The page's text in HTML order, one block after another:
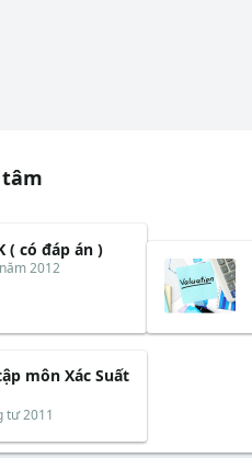
( có đáp án )
2012
môn Xác Suất
tư 2011